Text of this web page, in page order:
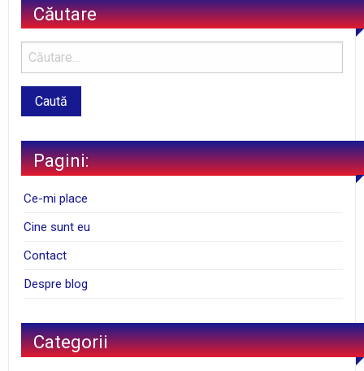
Căutare
Pagini:
Ce-mi place
Cine sunt eu
Contact
Despre blog
Categorii